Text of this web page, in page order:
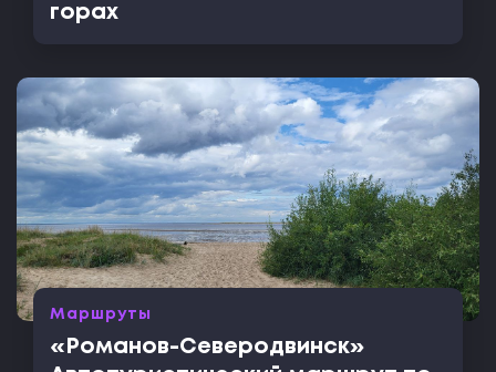
горах
Маршруты
«Романов-Северодвинск»